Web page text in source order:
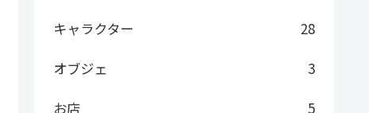
キャラクター
28
オブジェ
3
お店
5